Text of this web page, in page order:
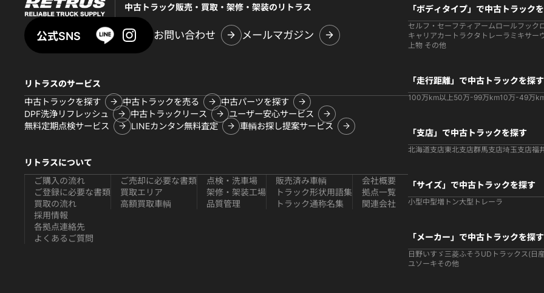
中古トラック販売・買取・架修・架装のリトラス
公式SNS お問い合わせ メールマガジン
リトラスのサービス
中古トラックを探す
中古トラックを売る
中古パーツを探す
DPF洗浄リフレッシュ
中古トラックリース
ユーザー安心サービス
無料定期点検サービス
LINEカンタン無料査定 車輌お探し提案サービス
リトラスについて
ご購入の流れ
ご登録に必要な書類
買取の流れ
ご売却に必要な書類
買取エリア
高額買取車輌
点検・洗車場
架修・架装工場
品質管理
販売済み車輌
トラック形状用語集
トラック通称名集
会社概要
拠点一覧
関連会社
採用情報
各拠点連絡先
よくあるご質問
「ボディタイプ」で中古トラック
セルフ・セーフティ アームロールフック
キャリアカー トラクタ トレーラ ミキサー
上物 その他
「走行距離」で中古トラックを探す
100万km以上50万-99万km10万-49万
「支店」で中古トラックを探す
北海道支店東北支店群馬支店埼玉支店福
「サイズ」で中古トラックを探す
小型中型増トン大型 トレーラ
「メーカー」で中古トラックを探す
日野いすゞ 三菱ふそう UDトラックス(日
ユソーキその他